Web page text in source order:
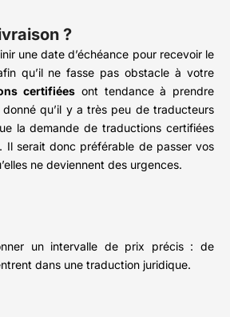
?
une date d’échéance pour recevoir le
qu’il ne fasse pas obstacle à votre
certifiées ont tendance à prendre
qu’il y a très peu de traducteurs
la demande de traductions certifiées
Il serait donc préférable de passer vos
ne deviennent des urgences.
un intervalle de prix précis : de
dans une traduction juridique.